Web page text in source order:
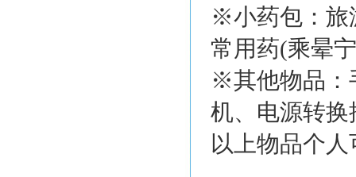
※小药包：旅
常用药(乘晕
※其他物品：
机、电源转
以上物品个